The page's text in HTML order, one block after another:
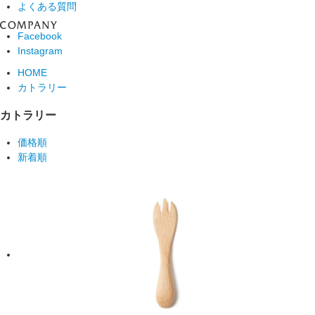
よくある質問
Facebook
Instagram
HOME
カトラリー
カトラリー
価格順
新着順